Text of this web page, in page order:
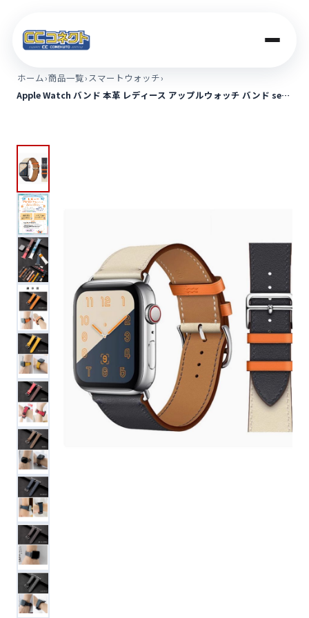
商品一覧
コラム
便利ツール
お問い合わせ
オンラインショップ
ホーム›商品一覧›スマートウォッチ›
Apple Watch バンド 本革 レディース アップルウォッチ バンド se…